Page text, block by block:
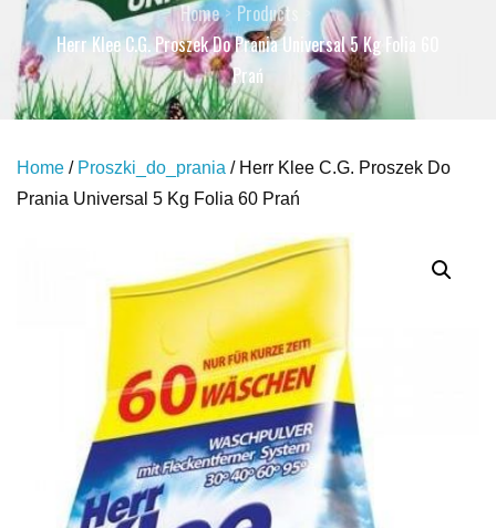
Home
Products
Herr Klee C.G. Proszek Do Prania Universal 5 Kg Folia 60
Prań
Home / Proszki_do_prania / Herr Klee C.G. Proszek Do
Prania Universal 5 Kg Folia 60 Prań